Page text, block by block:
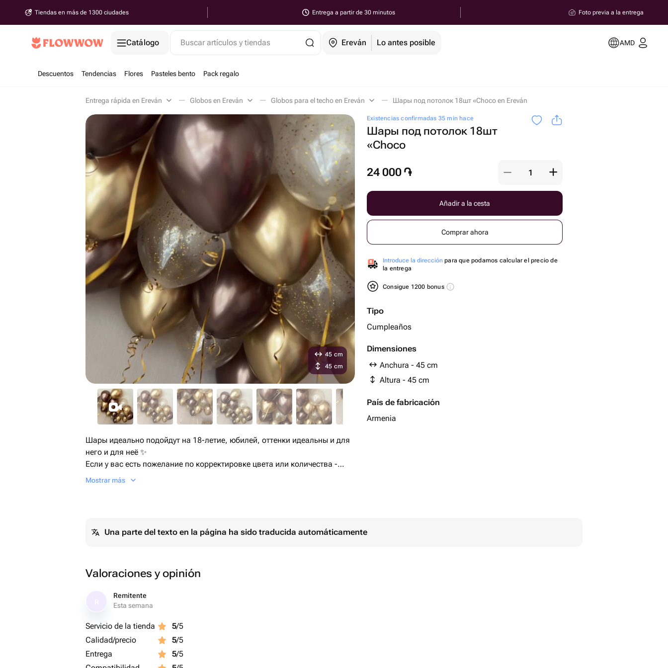
Tiendas en más de 1300 ciudades Entrega a partir de 30 minutos Foto previa a la entrega
Catálogo Buscar artículos y tiendas Ereván Lo antes posible AMD
Descuentos Tendencias Flores Pasteles bento Pack regalo
Entrega rápida en Ereván Globos en Ereván Globos para el techo en Ereván Шары под потолок 18шт «Choco en Ereván
Existencias confirmadas 35 min hace
Шары под потолок 18шт
«Choco
24 000 ֏
Añadir a la cesta
Comprar ahora
Introduce la dirección para que podamos calcular el precio de
la entrega
Consigue 1200 bonus
Tipo
Cumpleaños
Dimensiones
Anchura - 45 cm
Altura - 45 cm
País de fabricación
Armenia
45 cm
45 cm
Шары идеально подойдут на 18-летие, юбилей, оттенки идеальны и для
него и для неё ✨
Если у вас есть пожелание по корректировке цвета или количества -
свяжитесь с нами, соберём под ваш запрос
Mostrar más
Una parte del texto en la página ha sido traducida automáticamente
Valoraciones y opinión
Remitente
Esta semana
Servicio de la tienda 5/5
Calidad/precio
5/5
Entrega
5/5